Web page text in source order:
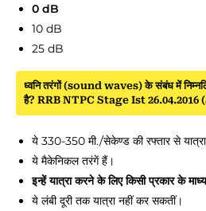
0 dB
10 dB
25 dB
ध्वनि तरंगों (sound waves) के संबंध में
है? RRB NTPC Stage Ist
ये 330-350 मी./सेकेण्ड की रफ्तार से
ये मैकेनिकल तरंगें हैं।
इन्हें यात्रा करने के लिए किसी प्रकार के
ये लंबी दूरी तक यात्रा नहीं कर सकतीं।